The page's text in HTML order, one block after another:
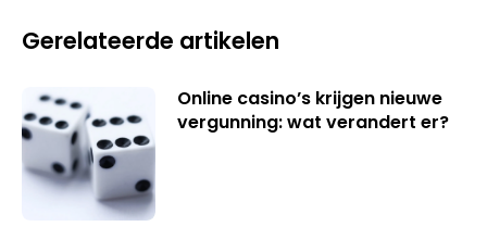
Gerelateerde artikelen
Online casino’s krijgen nieuwe
vergunning: wat verandert er?